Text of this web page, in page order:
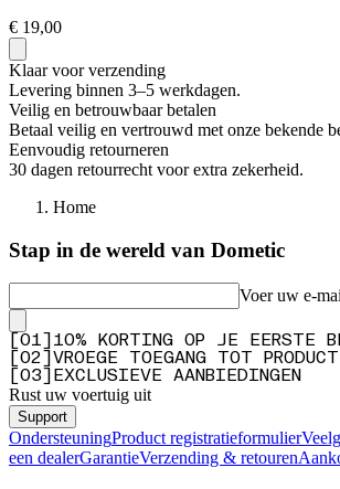
€ 19,00
Klaar voor verzending
Levering binnen 3–5 werkdagen.
Veilig en betrouwbaar betalen
Betaal veilig en vertrouwd met onze bekende
Eenvoudig retourneren
30 dagen retourrecht voor extra zekerheid.
Home
Stap in de wereld van Dometic
Voer uw e-
01
10% KORTING OP JE EERSTE
02
VROEGE TOEGANG TOT
03 EXCLUSIEVE AANBIEDINGEN
Rust uw voertuig uit
Support
OndersteuningProduct registratieformulier
een dealerGarantieVerzending & retouren